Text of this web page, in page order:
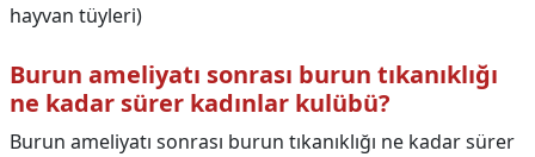
hayvan tüyleri)
Burun ameliyatı sonrası burun tıkanıklığı
ne kadar sürer kadınlar kulübü?
Burun ameliyatı sonrası burun tıkanıklığı ne kadar sürer